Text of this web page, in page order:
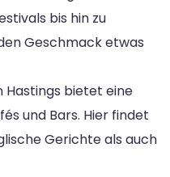
bis hin zu
Geschmack etwas
Hastings bietet eine
und Bars. Hier findet
Gerichte als auch